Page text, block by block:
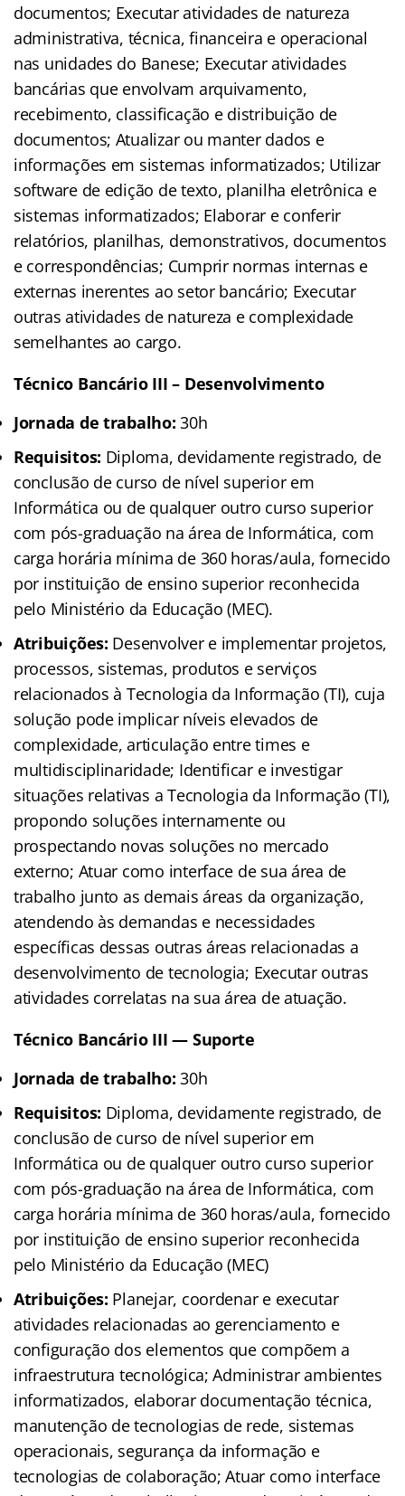
documentos; Executar atividades de natureza
administrativa, técnica, financeira e operacional
nas unidades do Banese; Executar atividades
bancárias que envolvam arquivamento,
recebimento, classificação e distribuição de
documentos; Atualizar ou manter dados e
informações em sistemas informatizados; Utilizar
software de edição de texto, planilha eletrônica e
sistemas informatizados; Elaborar e conferir
relatórios, planilhas, demonstrativos, documentos
e correspondências; Cumprir normas internas e
externas inerentes ao setor bancário; Executar
outras atividades de natureza e complexidade
semelhantes ao cargo.
Técnico Bancário III – Desenvolvimento
Jornada de trabalho: 30h
Requisitos: Diploma, devidamente registrado, de
conclusão de curso de nível superior em
Informática ou de qualquer outro curso superior
com pós-graduação na área de Informática, com
carga horária mínima de 360 horas/aula, fornecido
por instituição de ensino superior reconhecida
pelo Ministério da Educação (MEC).
Atribuições: Desenvolver e implementar projetos,
processos, sistemas, produtos e serviços
relacionados à Tecnologia da Informação (TI), cuja
solução pode implicar níveis elevados de
complexidade, articulação entre times e
multidisciplinaridade; Identificar e investigar
situações relativas a Tecnologia da Informação (TI),
propondo soluções internamente ou
prospectando novas soluções no mercado
externo; Atuar como interface de sua área de
trabalho junto as demais áreas da organização,
atendendo às demandas e necessidades
específicas dessas outras áreas relacionadas a
desenvolvimento de tecnologia; Executar outras
atividades correlatas na sua área de atuação.
Técnico Bancário III — Suporte
Jornada de trabalho: 30h
Requisitos: Diploma, devidamente registrado, de
conclusão de curso de nível superior em
Informática ou de qualquer outro curso superior
com pós-graduação na área de Informática, com
carga horária mínima de 360 horas/aula, fornecido
por instituição de ensino superior reconhecida
pelo Ministério da Educação (MEC)
Atribuições: Planejar, coordenar e executar
atividades relacionadas ao gerenciamento e
configuração dos elementos que compõem a
infraestrutura tecnológica; Administrar ambientes
informatizados, elaborar documentação técnica,
manutenção de tecnologias de rede, sistemas
operacionais, segurança da informação e
tecnologias de colaboração; Atuar como interface